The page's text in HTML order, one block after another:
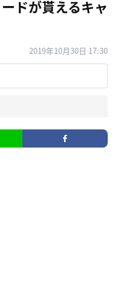
ドが貰えるキャ
2019年10月30日 17:30